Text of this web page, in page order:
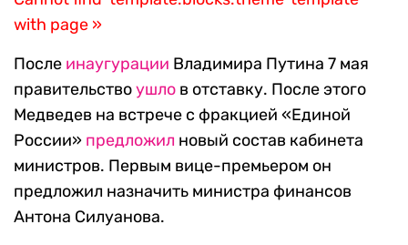
with page »
После инаугурации Владимира Путина 7 мая
правительствоушло в отставку. После этого
Медведев на встрече с фракцией «Единой
России» предложил новый состав кабинета
министров. Первым вице-премьером он
предложил назначить министра финансов
Антона Силуанова.